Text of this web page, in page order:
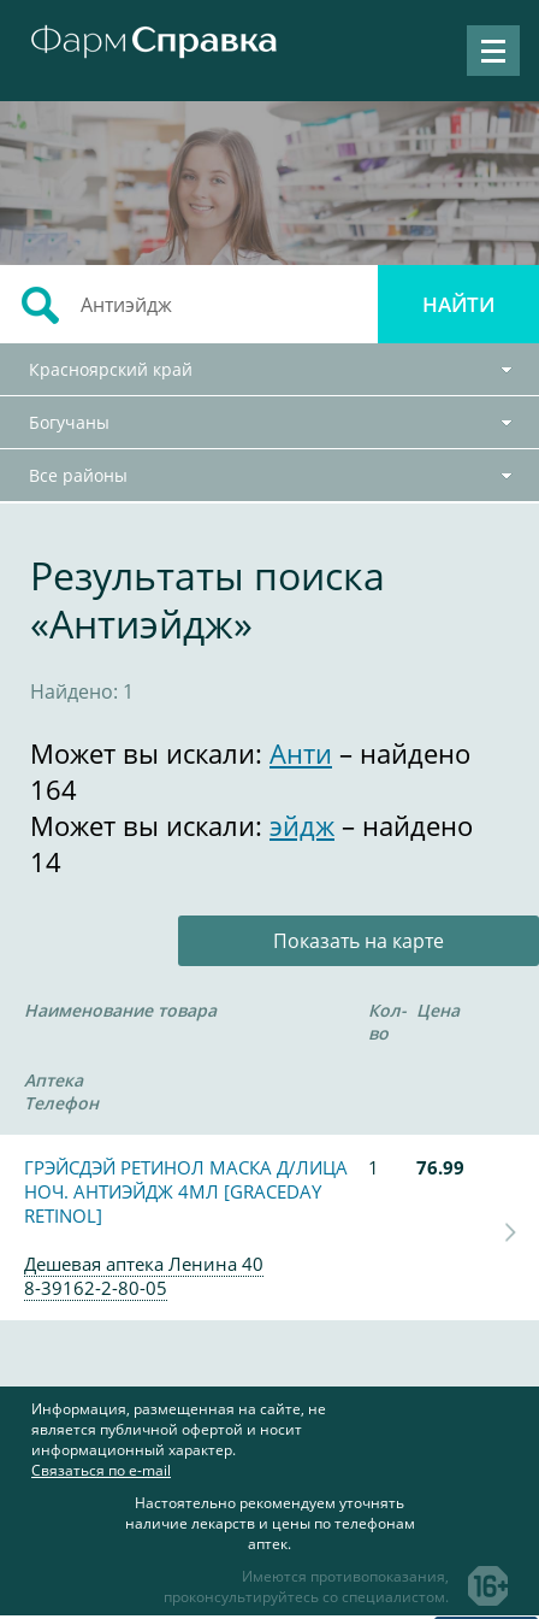
Красноярский край
Богучаны
Все районы
Результаты поиска
«Антиэйдж»
Найдено: 1
Может вы искали: Анти – найдено
164
Может вы искали: эйдж – найдено
14
Показать на карте
Наименование товара
Кол-
во
Цена
Аптека
Телефон
ГРЭЙСДЭЙ РЕТИНОЛ МАСКА Д/ЛИЦА
НОЧ. АНТИЭЙДЖ 4МЛ [GRACEDAY
RETINOL]
1 76.99
Дешевая аптека Ленина 40
8-39162-2-80-05
Информация, размещенная на сайте, не
является публичной офертой и носит
информационный характер.
Связаться по e-mail
Настоятельно рекомендуем уточнять
наличие лекарств и цены по телефонам
аптек.
Имеются противопоказания,
проконсультируйтесь со специалистом.